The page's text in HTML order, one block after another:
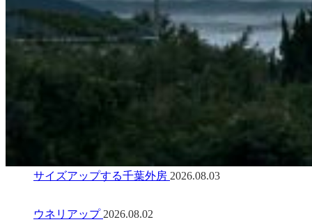
サイズアップする千葉外房 2026.08.03
ウネリアップ 2026.08.02